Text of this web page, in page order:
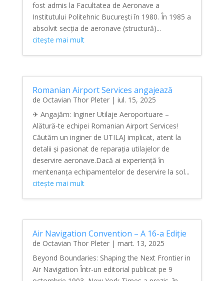
fost admis la Facultatea de Aeronave a
Institutului Politehnic București în 1980. În 1985 a
absolvit secția de aeronave (structură)...
citește mai mult
Romanian Airport Services angajează
de Octavian Thor Pleter| iul. 15, 2025
✈ Angajăm: Inginer Utilaje Aeroportuare –
Alătură-te echipei Romanian Airport Services!
Căutăm un inginer de UTILAJ implicat, atent la
detalii și pasionat de reparația utilajelor de
deservire aeronave.Dacă ai experiență în
mentenanța echipamentelor de deservire la sol...
citește mai mult
Air Navigation Convention – A 16-a Ediție
de Octavian Thor Pleter| mart. 13, 2025
Beyond Boundaries: Shaping the Next Frontier in
Air Navigation Într-un editorial publicat pe 9